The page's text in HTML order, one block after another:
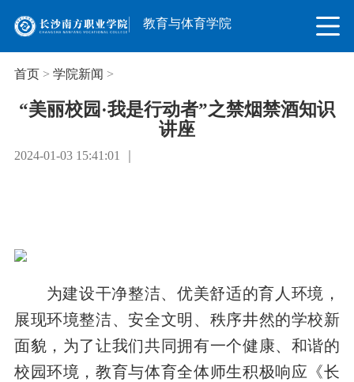
教育与体育学院
首页> 学院新闻 >
“美丽校园·我是行动者”之禁烟禁酒知识
讲座
2024-01-03 15:41:01 ｜
为建设干净整洁、优美舒适的育人环境，
展现环境整洁、安全文明、秩序井然的学校新
面貌，为了让我们共同拥有一个健康、和谐的
校园环境，教育与体育全体师生积极响应《长